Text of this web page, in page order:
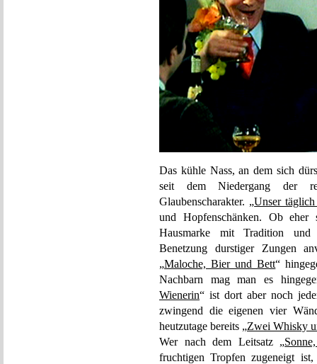
Das kühle Nass, an dem sich
seit dem Niedergang der
Glaubenscharakter. „Unser
und Hopfenschänken. Ob
Hausmarke mit Tradition und
Benetzung durstiger Zungen
„Maloche, Bier und Bett“
Nachbarn mag man es
Wienerin“ ist dort aber noch
zwingend die eigenen vier
heutzutage bereits „Zwei Whisky
Wer nach dem Leitsatz „
fruchtigen Tropfen zugeneigt